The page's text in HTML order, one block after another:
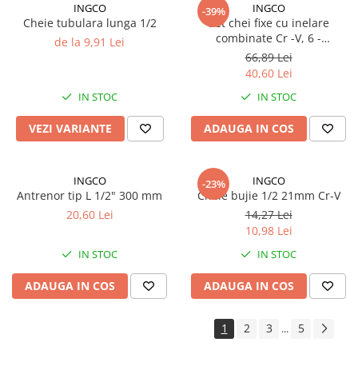
Veste Reflectorizante de Avertizare
Elemente Caroserie
Deflectoare geam
Oglinzi auto
Protectii si pasaje roti
Reclame Luminoase
Cabluri Auto Spiralate
INGCO
Cheie tubulara lunga 1/2
de la 9,91 Lei
IN STOC
VEZI VARIANTE
-39% INGCO
Set chei fixe cu inelare
combinate Cr -V, 6 -
19mm,13mm
66,89 Lei
40,60 Lei
IN STOC
ADAUGA IN COS
INGCO
Antrenor tip L 1/2" 300 mm
20,60 Lei
IN STOC
ADAUGA IN COS
-23% INGCO
Cheie bujie 1/2 21mm Cr-V
14,27 Lei
10,98 Lei
IN STOC
ADAUGA IN COS
1 2 3 ... 5